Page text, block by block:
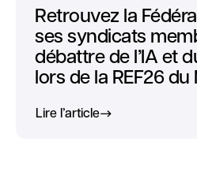
Retrouvez la
ses syndicats
débattre de l’IA et
lors de la REF26
Lire l’article